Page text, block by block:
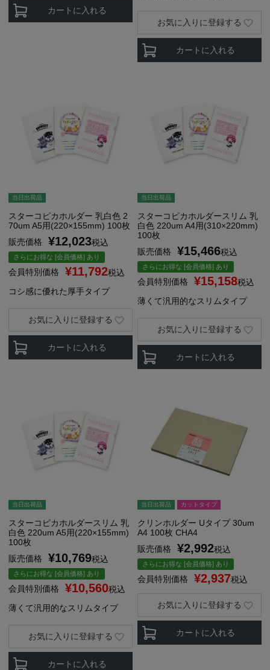
カートに入れる
カートに入れる
お気に入りに登録する
当日出荷品
スターコピカホルダー 乳白色 2
70um A5用(220×155mm) 100枚
販売価格
¥12,023税込
さらにお得な [会員価格] あり
会員特別価格 ¥11,792税込
コシ感に優れた厚手タイプ
カートに入れる
お気に入りに登録する
当日出荷品
スターコピカホルダースリム 乳
白色 220um A4用(310×220mm)
100枚
販売価格
¥15,466税込
さらにお得な [会員価格] あり
会員特別価格 ¥15,158税込
薄くて汎用的なスリムタイプ
カートに入れる
お気に入りに登録する
当日出荷品
スターコピカホルダースリム 乳
白色 220um A5用(220×155mm)
100枚
販売価格
¥10,769税込
さらにお得な [会員価格] あり
会員特別価格 ¥10,560税込
薄くて汎用的なスリムタイプ
カートに入れる
お気に入りに登録する
当日出荷品 カットタイプ
クリンホルダー Uタイプ 30um
A4 100枚 CHA4
販売価格
¥2,992税込
さらにお得な [会員価格] あり
会員特別価格 ¥2,937税込
カートに入れる
お気に入りに登録する